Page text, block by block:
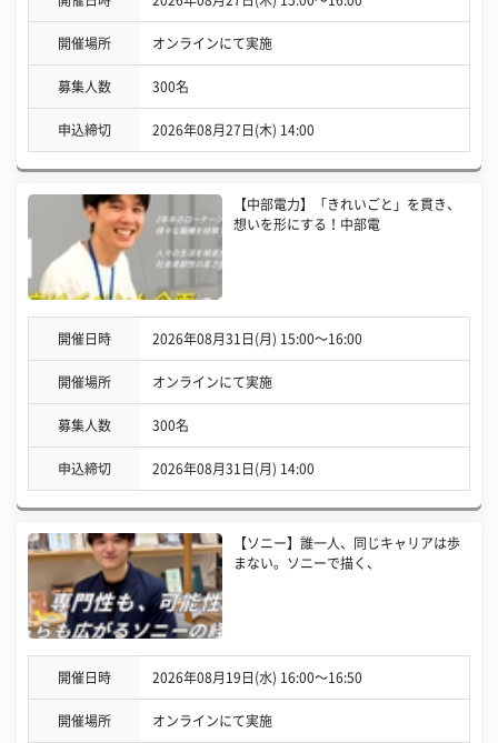
開催場所 オンラインにて実施
募集人数 300名
申込締切 2026年08月27日(木) 14:00
【中部電力】「きれいごと」を貫き、
想いを形にする！中部電
開催日時 2026年08月31日(月) 15:00〜16:00
開催場所 オンラインにて実施
募集人数 300名
申込締切 2026年08月31日(月) 14:00
【ソニー】誰一人、同じキャリアは歩
まない。ソニーで描く、
開催日時 2026年08月19日(水) 16:00〜16:50
開催場所 オンラインにて実施